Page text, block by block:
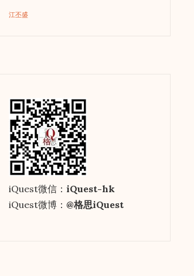
江丕盛
iQuest微信： iQuest-hk
iQuest微博： @格思iQuest